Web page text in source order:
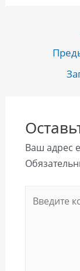
записям
Ваш адрес